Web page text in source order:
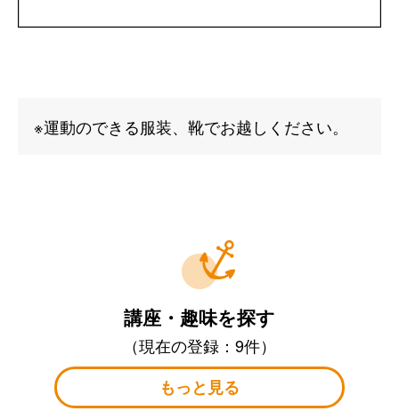
※運動のできる服装、靴でお越しください。
講座・趣味を探す
（現在の登録：9件）
もっと見る